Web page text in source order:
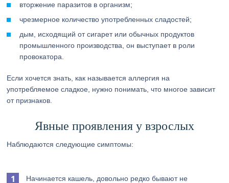
вторжение паразитов в организм;
чрезмерное количество употребленных сладостей;
дым, исходящий от сигарет или обычных продуктов
промышленного производства, он выступает в роли
провокатора.
Если хочется знать, как называется аллергия на
употребляемое сладкое, нужно понимать, что многое зависит
от признаков.
Явные проявления у взрослых
Наблюдаются следующие симптомы:
Начинается кашель, довольно редко бывают не